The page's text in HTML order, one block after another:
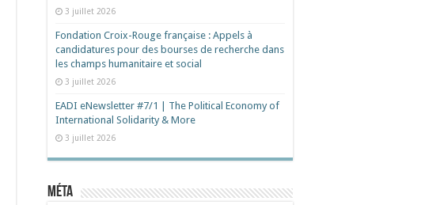
3 juillet 2026
Fondation Croix-Rouge française : Appels à
candidatures pour des bourses de recherche dans
les champs humanitaire et social
3 juillet 2026
EADI eNewsletter #7/1 | The Political Economy of
International Solidarity & More
3 juillet 2026
Méta